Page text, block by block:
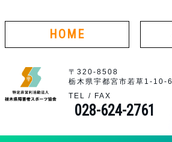
HOME
〒320-8508
栃木県宇都宮市若草1-10-6
TEL / FAX
028-624-2761